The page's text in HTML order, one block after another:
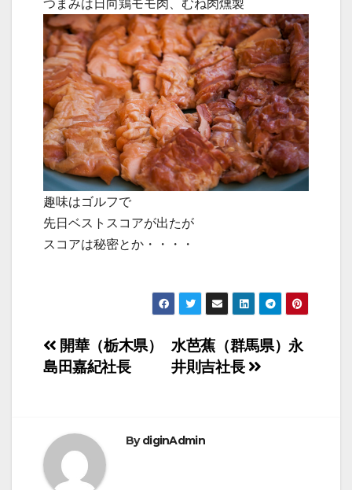
つまみは日向鶏モモ肉、むね肉燻製
趣味はゴルフで
先日ベストスコアが出たが
スコアは秘密とか・・・・
投
稿
ビ
ゲ
水芭蕉（群馬県）永
井則吉社長
開華（栃木県）
島田嘉紀社長
BydiginAdmin